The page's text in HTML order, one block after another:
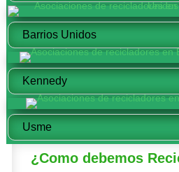
Barrios Unidos
Kennedy
Usme
¿Como debemos